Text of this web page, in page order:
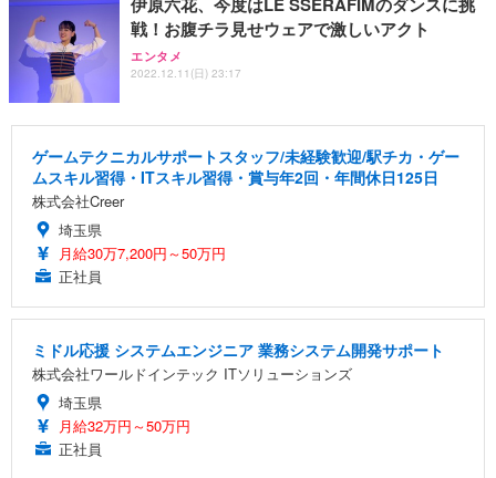
戦！お腹チラ見せウェアで激しいアクト
エンタメ
2022.12.11(日) 23:17
ゲームテクニカルサポートスタッフ/未経験歓迎/駅チカ・ゲー
ムスキル習得・ITスキル習得・賞与年2回・年間休日125日
株式会社Creer
埼玉県
月給30万7,200円～50万円
正社員
ミドル応援 システムエンジニア 業務システム開発サポート
株式会社ワールドインテック ITソリューションズ
埼玉県
月給32万円～50万円
正社員